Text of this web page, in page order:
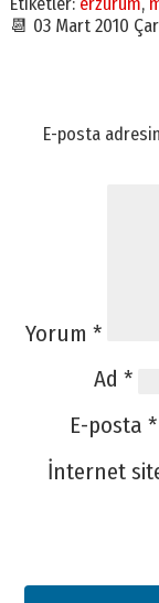
📆 03 Mart 2010
E-posta
Yorum *
Ad *
E-posta *
İnternet